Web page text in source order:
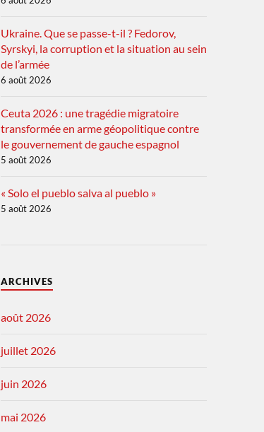
Ukraine. Que se passe-t-il ? Fedorov,
Syrskyi, la corruption et la situation au sein
de l’armée
6 août 2026
Ceuta 2026 : une tragédie migratoire
transformée en arme géopolitique contre
le gouvernement de gauche espagnol
5 août 2026
« Solo el pueblo salva al pueblo »
5 août 2026
ARCHIVES
août 2026
juillet 2026
juin 2026
mai 2026